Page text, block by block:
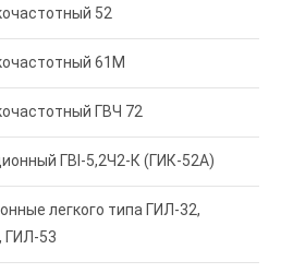
52
61М
ГВЧ 72
ГВI-5,2Ч2-К (ГИК-52А)
легкого типа ГИЛ-32,
ГИЛ-53